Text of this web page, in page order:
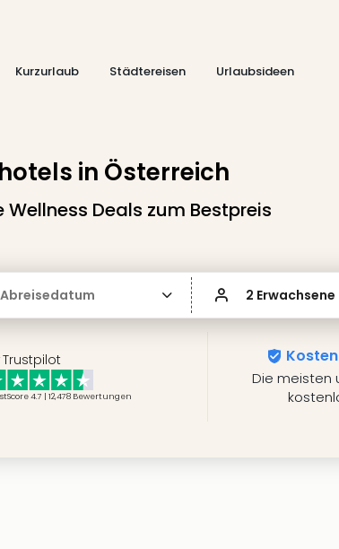
Kurzurlaub Städtereisen
Urlaubsideen
in Österreich
Deals zum Bestpreis
Abreisedatum 2 Erwachsene
Trustpilot
4.7 | 12,478 Bewertungen
Die meisten